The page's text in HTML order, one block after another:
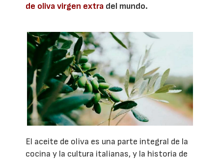
de oliva virgen extra del mundo.
El aceite de oliva es una parte integral de la
cocina y la cultura italianas, y la historia de